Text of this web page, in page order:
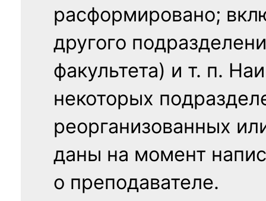
расформировано;
другого
факультета) и т. п.
некоторых
реорганизованных
даны на момент
о преподавателе.